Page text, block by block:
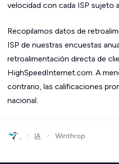
velocidad con cada ISP sujeto
Recopilamos datos de
ISP de nuestras encuestas
retroalimentación directa de
HighSpeedInternet.com. A
contrario, las calificaciones
nacional.
› IA › Winthrop